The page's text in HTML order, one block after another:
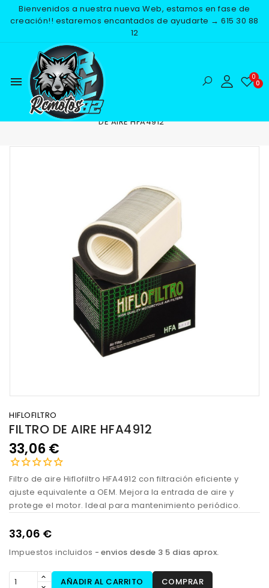
Bienvenidos a nuestra nueva Web, estamos en fase de
creación!! estaremos encantados de ayudarte → 615 30 88
12
menu
Inicio RECAMBIOS
DE AIRE HFA4912
HIFLOFILTRO
FILTRO DE AIRE HFA4912
33,06 €
Filtro de aire Hiflofiltro HFA4912 con filtración eficiente y
ajuste equivalente a OEM. Mejora la entrada de aire y
protege el motor. Ideal para mantenimiento periódico.
33,06 €
Impuestos incluidos envios desde 3 5 dias aprox.
AÑADIR AL CARRITO COMPRAR